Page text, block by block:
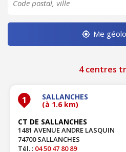
Me
4 centres
1 SALLANCHES
(à 1.6 km)
CT DE SALLANCHES
1481 AVENUE ANDRE LASQUIN
74700 SALLANCHES
Tél. : 04 50 47 80 89